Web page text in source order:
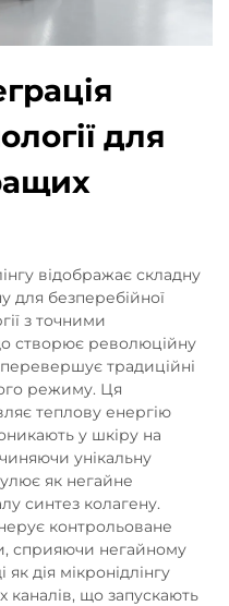
для
відображає складну
для безперебійної
з точними
створює революційну
традиційні
режиму. Ця
теплову енергію
у шкіру на
унікальну
як негайне
синтез колагену.
контрольоване
сприяючи негайному
дія мікронідлінгу
каналів, що запускають